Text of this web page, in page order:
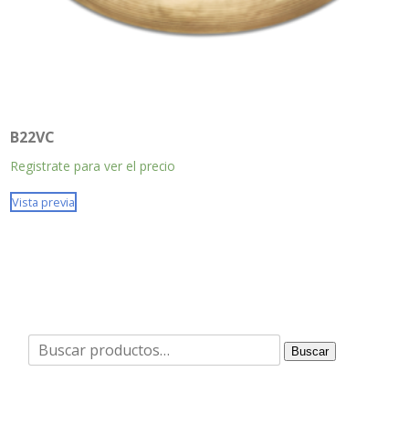
B22VC
Registrate para ver el precio
Vista previa
Buscar
por:
Buscar